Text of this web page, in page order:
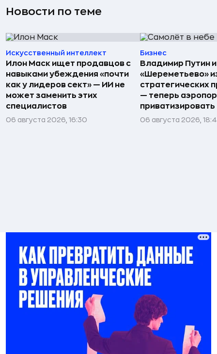
Новости по теме
Искусственный интеллект
Илон Маск ищет продавцов с
навыками убеждения «почти
как у лидеров сект» — ИИ не
может заменить этих
специалистов
06 августа 2026, 16:30
Бизнес
Владимир Путин
«Шереметьево»
стратегических
— теперь
приватизировать
06 августа 2026,